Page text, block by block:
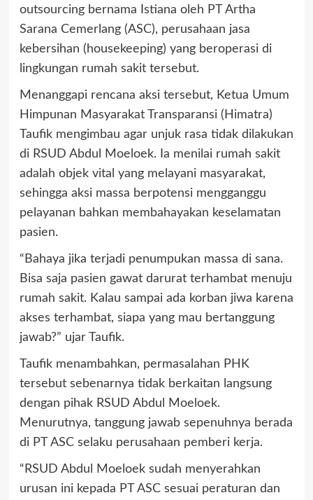
outsourcing bernama Istiana oleh PT Artha
Sarana Cemerlang (ASC), perusahaan jasa
kebersihan (housekeeping) yang beroperasi di
lingkungan rumah sakit tersebut.
Menanggapi rencana aksi tersebut, Ketua Umum
Himpunan Masyarakat Transparansi (Himatra)
Taufik mengimbau agar unjuk rasa tidak dilakukan
di RSUD Abdul Moeloek. Ia menilai rumah sakit
adalah objek vital yang melayani masyarakat,
sehingga aksi massa berpotensi mengganggu
pelayanan bahkan membahayakan keselamatan
pasien.
“Bahaya jika terjadi penumpukan massa di sana.
Bisa saja pasien gawat darurat terhambat menuju
rumah sakit. Kalau sampai ada korban jiwa karena
akses terhambat, siapa yang mau bertanggung
jawab?” ujar Taufik.
Taufik menambahkan, permasalahan PHK
tersebut sebenarnya tidak berkaitan langsung
dengan pihak RSUD Abdul Moeloek.
Menurutnya, tanggung jawab sepenuhnya berada
di PT ASC selaku perusahaan pemberi kerja.
“RSUD Abdul Moeloek sudah menyerahkan
urusan ini kepada PT ASC sesuai peraturan dan